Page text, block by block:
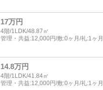
17万円
4階/1LDK/48.87㎡
管理・共益:12,000円/敷:0ヶ月/礼:1ヶ月
14.8万円
4階/1LDK/41.84㎡
管理・共益:12,000円/敷:0ヶ月/礼:1ヶ月